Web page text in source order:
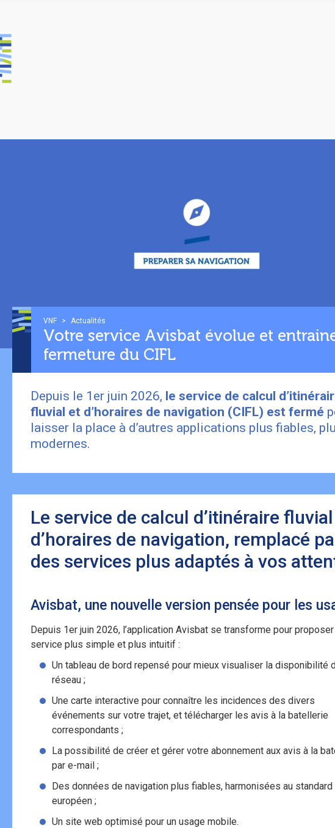
VNF > Actualités
Votre service Avisbat évolue et
fermeture du CIFL
Depuis le 1er juin 2026, le service de calcul
fluvial et d’horaires de navigation (CIFL) est fermé
laisser la place à d’autres applications plus fiables,
modernes.
Le service de calcul d’itinéraire
d’horaires de navigation, remplacé
des services plus adaptés à vos
Avisbat, une nouvelle version pensée pour les
Depuis 1er juin 2026, l’application Avisbat se transforme pour proposer
service plus simple et plus intuitif :
Un tableau de bord repensé pour mieux visualiser la disponibilité
réseau ;
Une carte interactive pour connaître les incidences des divers
événements sur votre trajet, et télécharger les avis à la batellerie
correspondants ;
La possibilité de créer et gérer votre abonnement aux avis à la
par e-mail ;
Des données de navigation plus fiables, harmonisées au standard
européen ;
Un site web optimisé pour un usage mobile.